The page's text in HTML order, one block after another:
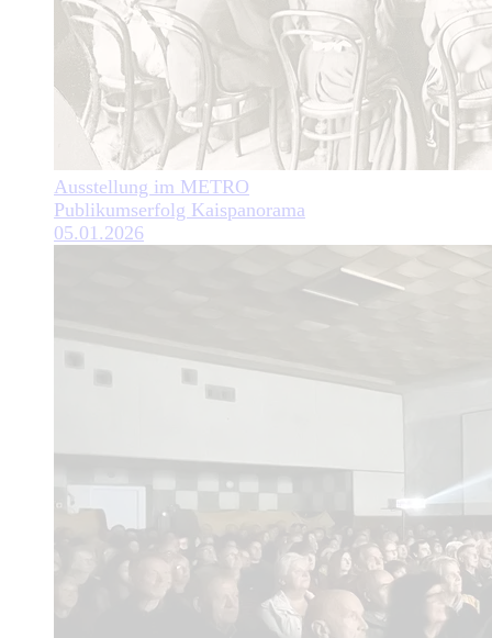
Ausstellung im METRO
Publikumserfolg Kaispanorama
05.01.2026